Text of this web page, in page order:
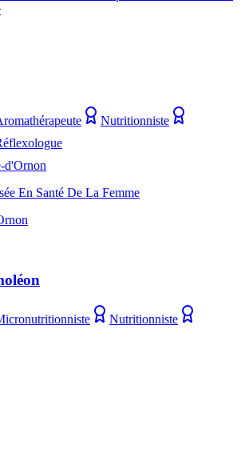
Nutritionniste
d'Ornon
En Santé De La Femme
Nutritionniste